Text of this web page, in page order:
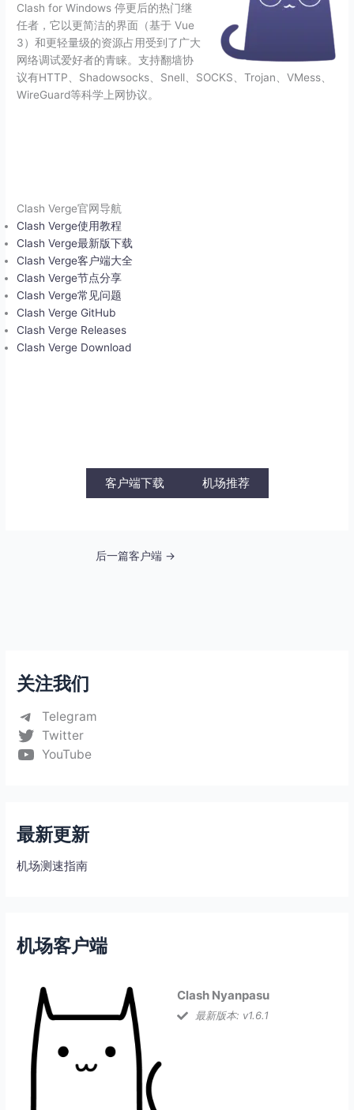
关注我们
Telegram
Twitter
YouTube
最新更新
机场测速指南
机场客户端
Clash Nyanpasu
最新版本: v1.6.1
Clash for Windows 停更后的热门继
任者，它以更简洁的界面（基于 Vue
3）和更轻量级的资源占用受到了广大
网络调试爱好者的青睐。支持翻墙协
议有HTTP、Shadowsocks、Snell、SOCKS、Trojan、VMess、
WireGuard等科学上网协议。
Clash Verge官网导航
Clash Verge使用教程
Clash Verge最新版下载
Clash Verge客户端大全
Clash Verge节点分享
Clash Verge常见问题
Clash Verge GitHub
Clash Verge Releases
Clash Verge Download
客户端下载 机场推荐
后一篇客户端 →